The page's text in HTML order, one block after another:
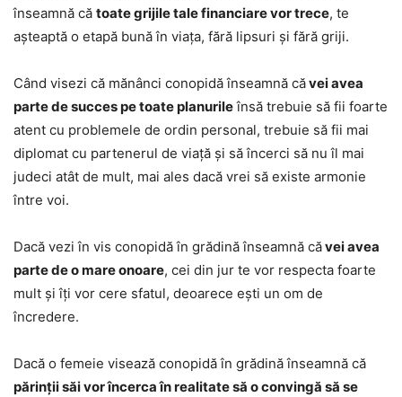
înseamnă că toate grijile tale financiare vor trece, te
așteaptă o etapă bună în viața, fără lipsuri și fără griji.
Când visezi că mănânci conopidă înseamnă căvei avea
parte de succes pe toate planurileînsă trebuie să fii foarte
atent cu problemele de ordin personal, trebuie să fii mai
diplomat cu partenerul de viață și să încerci să nu îl mai
judeci atât de mult, mai ales dacă vrei să existe armonie
între voi.
Dacă vezi în vis conopidă în grădină înseamnă căvei avea
parte de o mare onoare, cei din jur te vor respecta foarte
mult și îți vor cere sfatul, deoarece ești un om de
încredere.
Dacă o femeie visează conopidă în grădină înseamnă că
părinții săi vor încerca în realitate să o convingă să se